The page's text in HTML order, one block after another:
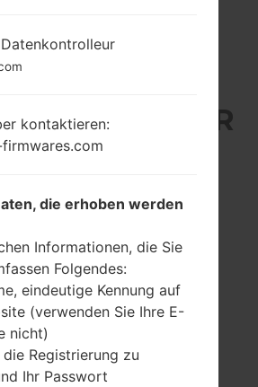
AUS DER
6-SERIE
4x2.3 GHz Cortex-
A53 & 4x1.8 GHz
Cortex-A53
Helio P35 (12nm)
kontaktieren:
die erhoben werden
Informationen, die Sie
Folgendes:
eindeutige Kennung auf
(verwenden Sie Ihre E-
nicht)
Registrierung zu
Ihr Passwort